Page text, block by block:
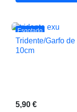
Esgotado
Tridente/Garfo de
10cm
5,90 €